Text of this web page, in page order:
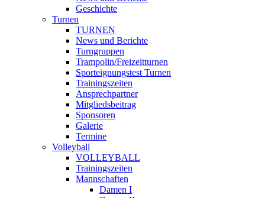
Geschichte
Turnen
TURNEN
News und Berichte
Turngruppen
Trampolin/Freizeitturnen
Sporteignungstest Turnen
Trainingszeiten
Ansprechpartner
Mitgliedsbeitrag
Sponsoren
Galerie
Termine
Volleyball
VOLLEYBALL
Trainingszeiten
Mannschaften
Damen I